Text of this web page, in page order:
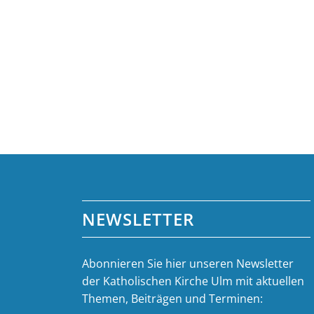
NEWSLETTER
Abonnieren Sie hier unseren Newsletter
der Katholischen Kirche Ulm mit aktuellen
Themen, Beiträgen und Terminen: